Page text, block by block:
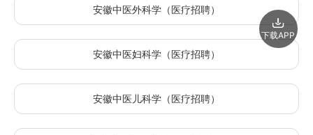
安徽中医外科学（医疗招聘）
安徽中医妇科学（医疗招聘）
安徽中医儿科学（医疗招聘）
下载APP